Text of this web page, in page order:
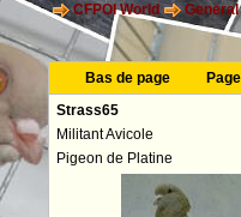
CFPOI World General
Bas de page
Strass65
Militant Avicole
Pigeon de Platine